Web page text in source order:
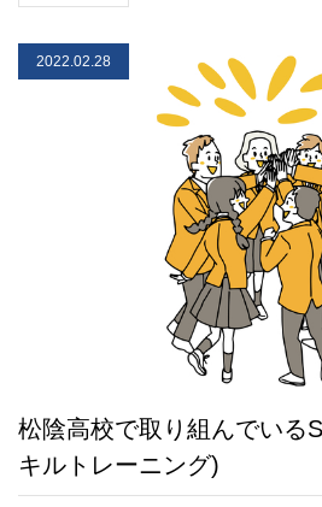
2022.02.28
松陰高校で取り組んでいる
キルトレーニング)